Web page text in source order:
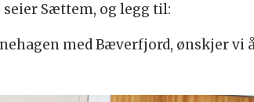
Sættem, og legg til:
med Bæverfjord, ønskjer vi